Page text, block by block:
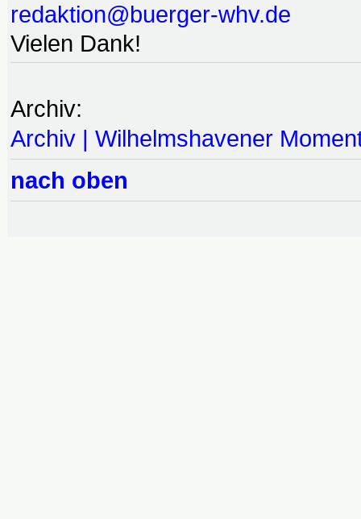
redaktion@buerger-whv.de
Vielen Dank!
Archiv:
Archiv | Wilhelmshavener
nach oben